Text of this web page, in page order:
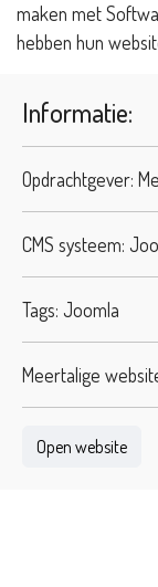
maken met
hebben hun
Informatie:
Opdrachtgever:
CMS systeem:
Tags: Joomla
Meertalige
Open website